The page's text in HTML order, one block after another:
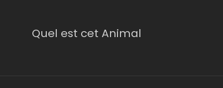
Quel est cet Animal